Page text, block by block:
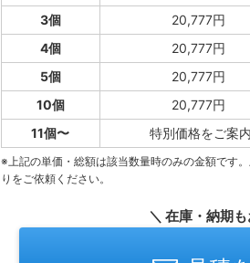
3個
20,777円
4個
20,777円
5個
20,777円
10個
20,777円
11個〜
特別価格をご案内
※上記の単価・総額は該当数量時のみの金額です
りをご依頼ください。
＼ 在庫・納期